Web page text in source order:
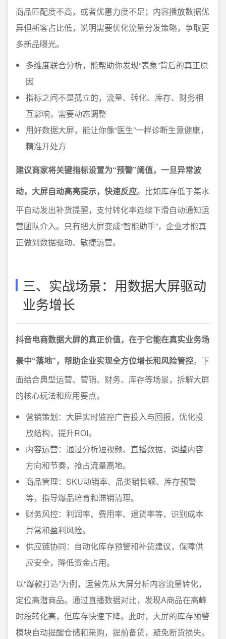
商品匹配度不高，或者优惠力度不足；内容播放数据优
异但新客占比低，说明需要优化流量分发策略，争取更
多新品曝光。
多维度联合分析，能帮助你发现“表象”背后的真正原
因
指标之间不是孤立的，流量、转化、库存、财务相
互影响，需要动态调整
用好数据大屏，能让你像“医生”一样诊断生意健康，
精准开处方
建议商家将关键指标设置为“预警”阈值，一旦异常波
动，大屏自动高亮提示，快速反应。比如库存低于某水
平自动发出补货提醒，支付转化率连续下滑自动通知运
营团队介入。只有把大屏变成“智能助手”，企业才能真
正做到数据驱动、敏捷运营。
三、实战场景：用数据大屏驱动
业务增长
抖音电商数据大屏的真正价值，在于它能在真实业务场
景中“落地”，帮助企业实现全方位增长和风险管控。下
面结合典型运营、营销、财务、库存等场景，拆解大屏
的核心玩法和应用要点。
营销策划：大屏实时监控广告投入与回报，优化投
放结构，提升ROI。
内容运营：通过分析短视频、直播数据，调整内容
方向和节奏，抢占流量高地。
商品管理：SKU动销率、品类销售额、库存预警
等，指导爆品培育和滞销清理。
财务风控：利润率、费用率、退货率等，识别成本
异常和盈利风险。
供应链协同：自动化库存预警和补货建议，保障供
应安全，降低资金占用。
以“爆款打造”为例，运营先从大屏分析内容流量转化，
定位高潜商品。通过直播数据对比，发现A商品在高峰
时段转化高，但库存快速下降。此时，大屏的库存预警
模块自动提醒仓储和采购，提前备货，避免断货损失。